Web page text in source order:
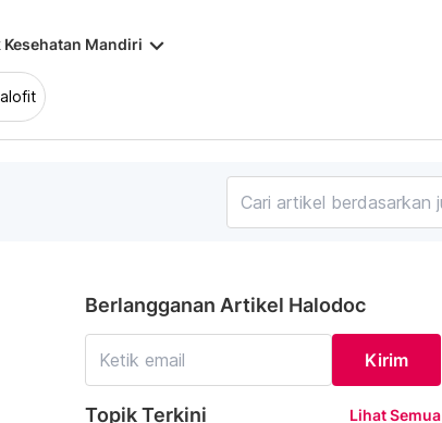
Kesehatan Mandiri keyboard_arrow_down
Berlangganan Artikel Halodoc
Kirim
Topik Terkini Lihat Semua